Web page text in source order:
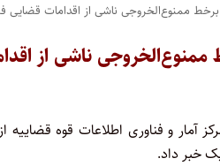
برخط ممنوع‌الخروجی ناشی از اقدامات قضایی
ممنوع‌الخروجی ناشی از
آمار و فناوری اطلاعات قوه
خبر داد.